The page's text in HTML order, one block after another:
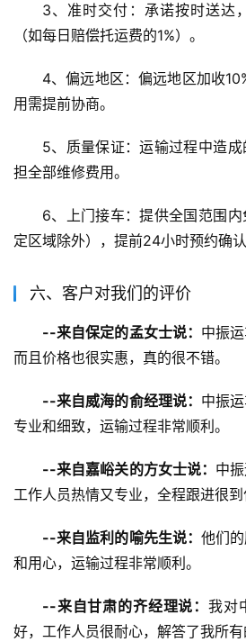
3、准时交付：承诺按时送达
（如每日赔偿托运费的1%）。
4、偏远地区：偏远地区加收
用需提前协商。
5、质量保证：运输过程中造
担全部维修费用。
6、上门接车：提供全国范围
定区域除外），提前24小时预约确认
六、客户对我们的评价
--来自保定的孟女士说： 中振
而且价格也很实惠，真的很不错。
--来自威海的俞经理说： 中振
专业和细致，运输过程非常顺利。
--来自嘉峪关的方女士说： 中
工作人员热情又专业，全程跟进很到
--来自监利的喻先生说： 他们
和用心，运输过程非常顺利。
--来自甘肃的齐经理说： 我对
好，工作人员很耐心，解答了我所有